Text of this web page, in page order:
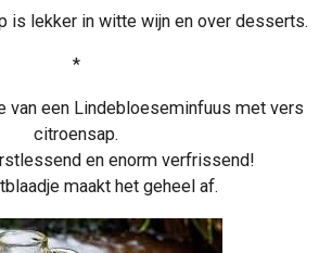
is lekker in witte wijn en over desserts.
*
van een Lindebloeseminfuus met vers
citroensap.
en enorm verfrissend!
maakt het geheel af.